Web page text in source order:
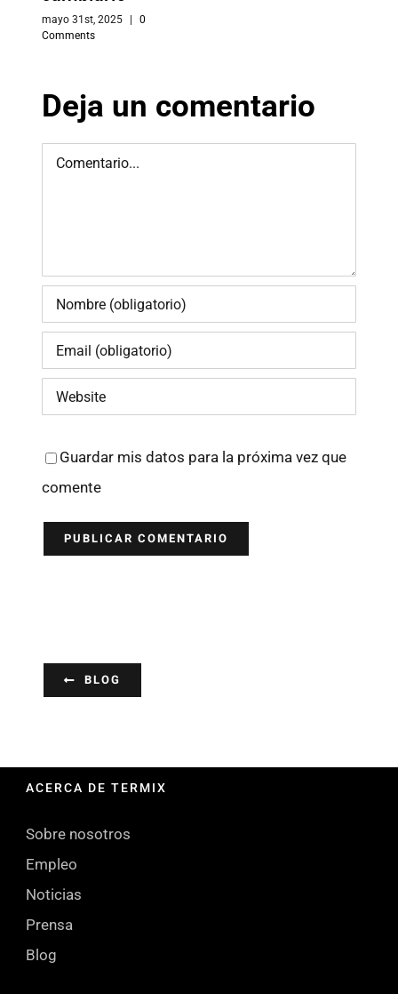
mayo 31st, 2025
0
Comments
Deja un comentario
Comment
Guardar mis datos para la próxima vez que
comente
BLOG
ACERCA DE TERMIX
Sobre nosotros
Empleo
Noticias
Prensa
Blog